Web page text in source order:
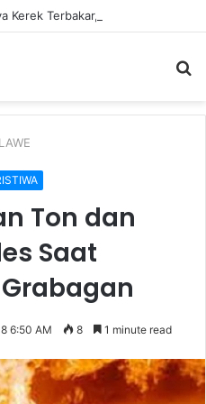
Ton dan
Saat
6:50 AM 8 1 minute read